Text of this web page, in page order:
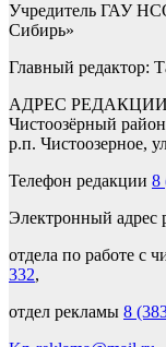
Учредитель ГАУ
Сибирь»
Главный редактор:
АДРЕС РЕДАКЦИИ:
Чистоозёрный
р.п. Чистоозерное,
Телефон редакции 8
Электронный адрес
отдела по работе с
332,
отдел рекламы 8